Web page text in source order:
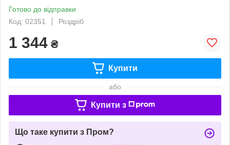
Готово до відправки
Код: 02351
Роздріб
1 344 ₴
Купити
або
Купити з
Що таке купити з Пром?